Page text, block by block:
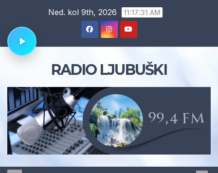
content
Ned. kol 9th, 2026 11:17:32 AM
RADIO LJUBUŠKI